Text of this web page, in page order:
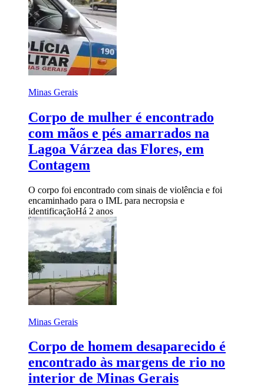
Minas Gerais
Corpo de mulher é encontrado
com mãos e pés amarrados na
Lagoa Várzea das Flores, em
Contagem
O corpo foi encontrado com sinais de violência e foi
encaminhado para o IML para necropsia e
identificaçãoHá 2 anos
Minas Gerais
Corpo de homem desaparecido é
encontrado às margens de rio no
interior de Minas Gerais